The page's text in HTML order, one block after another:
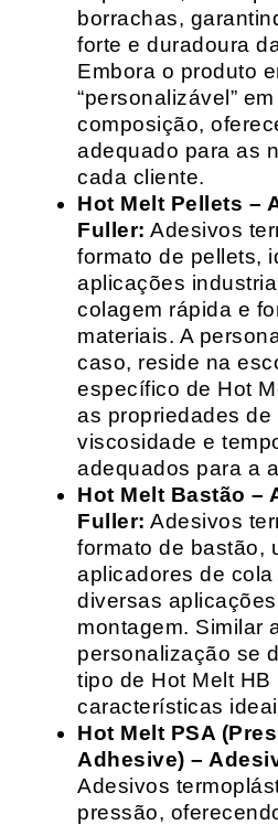
borrachas,
forte e duradoura
Embora o produto
“personalizável”
composição,
adequado para as
cada cliente.
Hot Melt Pellets –
Fuller: Adesivos
formato de pellets,
aplicações
colagem rápida e
materiais. A
caso, reside na
específico de Hot
as propriedades de
viscosidade e
adequados para a
Hot Melt Bastão –
Fuller: Adesivos
formato de bastão,
aplicadores de
diversas
montagem. Similar
personalização se
tipo de Hot Melt HB
características
Hot Melt PSA
Adhesive) –
Adesivos
pressão,